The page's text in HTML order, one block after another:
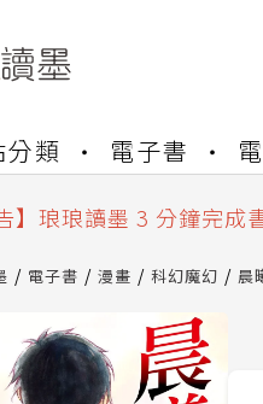
分類 電子書
】琅琅讀墨數位閱讀資
】琅琅讀墨 3 分鐘完
】琅琅讀墨數位閱讀資
電子書 漫畫 科幻魔幻 晨